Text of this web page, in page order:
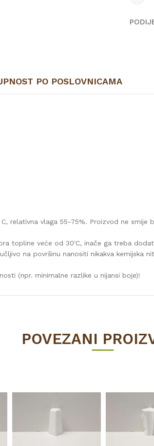
PO POSLOVNICAMA
relativna vlaga 55-75%. Proizvod ne smije
topline veće od 30'C, inače ga treba
na površinu nanositi nikakva kemijska
(npr. minimalne razlike u nijansi boje)!
60
15
POVEZANI